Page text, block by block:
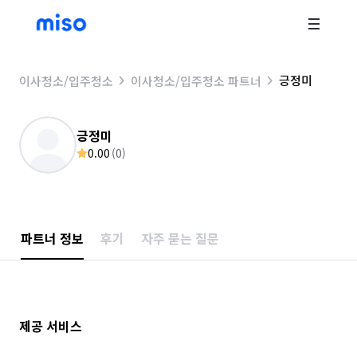
이사청소/입주청소 이사청소/입주청소 파트너 긍정미
긍정미
0.00 (0)
파트너 정보 후기 자주 묻는 질문
제공 서비스